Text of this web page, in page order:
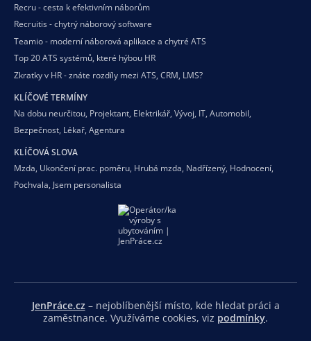
Recru - cesta k efektivním náborům
Recruitis - chytrý náborový software
Teamio - moderní náborová aplikace a chytré ATS
Top 20 ATS systémů, které hýbou HR
Zkratky v HR - znáte rozdíly mezi ATS, CRM, LMS?
KLÍČOVÉ TERMÍNY
Na dobu neurčitou, Projektant, Elektrikář, Vývoj, IT, Automobil,
Bezpečnost, Lékař, Agentura
KLÍČOVÁ SLOVA
Mzda, Ukončení prac. poměru, Hrubá mzda, Nadřízený, Hodnocení,
Pochvala, Jsem personalista
JenPráce.cz– nejoblíbenější místo, kde hledat práci a
zaměstnance. Využíváme cookies, viz podmínky.